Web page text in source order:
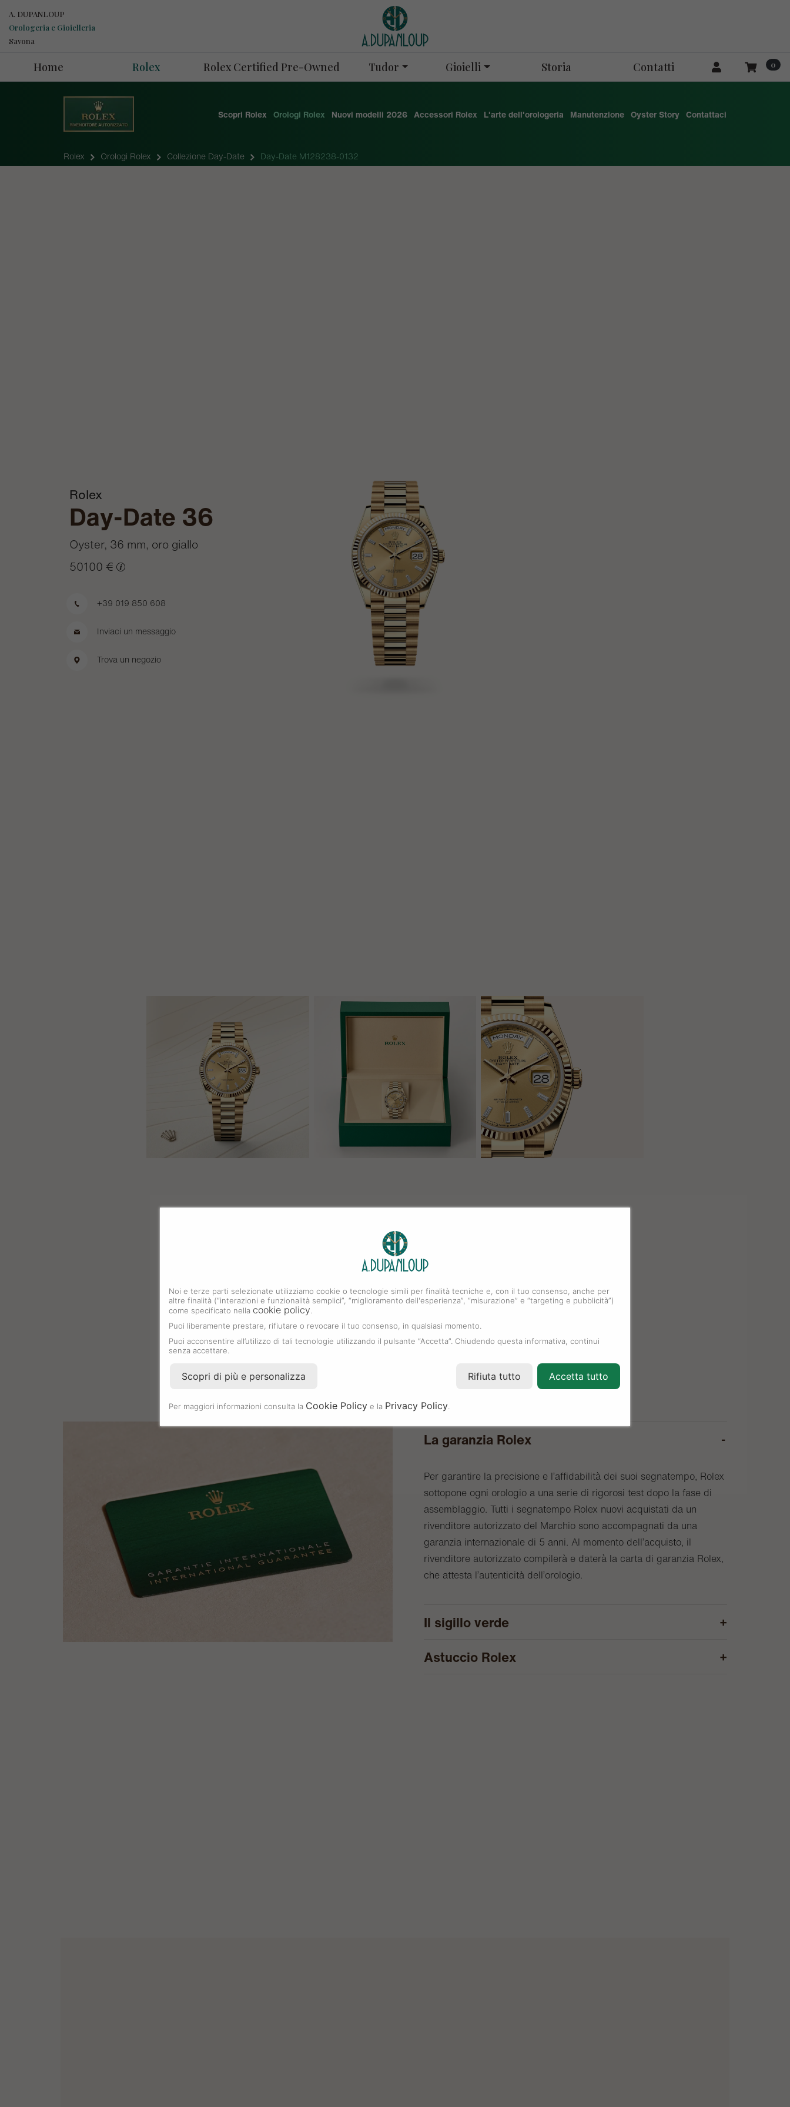
A. DUPANLOUP
Orologeria e Gioielleria
Savona
Home Rolex Rolex Certified Pre-Owned Tudor Gioielli Storia Contatti 0
Scopri Rolex Orologi Rolex Nuovi modelli 2026 Accessori Rolex L'arte dell'orologeria Manutenzione Oyster Story Contattaci
Rolex Orologi Rolex Collezione Day-Date Day-Date M128238-0132
Rolex
Day-Date 36
Oyster, 36 mm, oro giallo
50100 €
+39 019 850 608
Inviaci un messaggio
Trova un negozio
La garanzia Rolex
Per garantire la precisione e l’affidabilità dei suoi segnatempo, Rolex
sottopone ogni orologio a una serie di rigorosi test dopo la fase di
assemblaggio. Tutti i segnatempo Rolex nuovi acquistati da un
rivenditore autorizzato del Marchio sono accompagnati da una
garanzia internazionale di 5 anni. Al momento dell’acquisto, il
rivenditore autorizzato compilerà e daterà la carta di garanzia Rolex,
che attesta l’autenticità dell’orologio.
Il sigillo verde
Astuccio Rolex
Noi e terze parti selezionate utilizziamo cookie o tecnologie simili per finalità tecniche e, con il tuo consenso, anche per
altre finalità (“interazioni e funzionalità semplici”, “miglioramento dell'esperienza”, “misurazione” e “targeting e pubblicità”)
come specificato nella cookie policy
Puoi liberamente prestare, rifiutare o revocare il tuo consenso, in qualsiasi momento.
Puoi acconsentire all’utilizzo di tali tecnologie utilizzando il pulsante “Accetta”. Chiudendo questa informativa, continui
senza accettare.
Scopri di più e personalizza Rifiuta tutto Accetta tutto
Per maggiori informazioni consulta la Cookie Policy e la Privacy Policy